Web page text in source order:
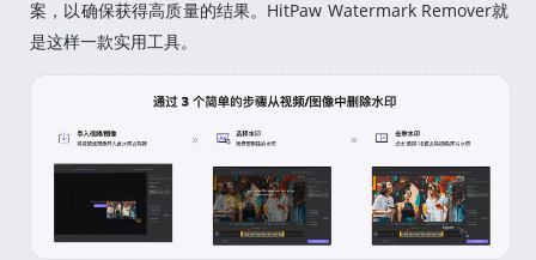
案，以确保获得高质量的结果。HitPaw Watermark Remover就
是这样一款实用工具。